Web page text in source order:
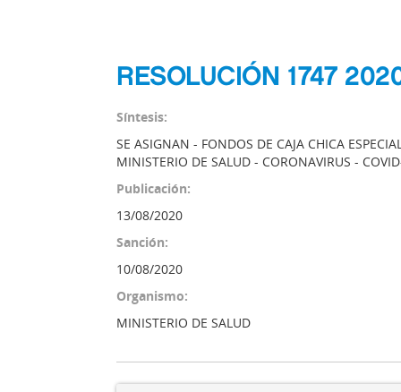
RESOLUCIÓN 1747
Síntesis:
SE ASIGNAN - FONDOS DE CAJA CHICA
MINISTERIO DE SALUD - CORONAVIRUS -
Publicación:
13/08/2020
Sanción:
10/08/2020
Organismo:
MINISTERIO DE SALUD